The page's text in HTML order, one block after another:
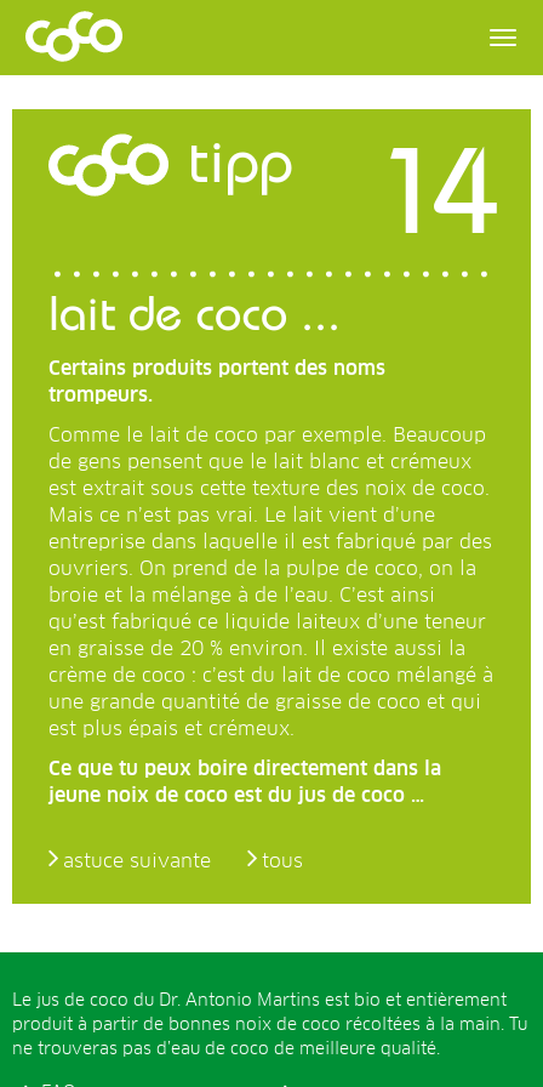
tipp 14
lait de coco ...
Certains produits portent des noms
trompeurs.
Comme le lait de coco par exemple. Beaucoup
de gens pensent que le lait blanc et crémeux
est extrait sous cette texture des noix de coco.
Mais ce n’est pas vrai. Le lait vient d’une
entreprise dans laquelle il est fabriqué par des
ouvriers. On prend de la pulpe de coco, on la
broie et la mélange à de l’eau. C’est ainsi
qu’est fabriqué ce liquide laiteux d’une teneur
en graisse de 20 % environ. Il existe aussi la
crème de coco : c’est du lait de coco mélangé à
une grande quantité de graisse de coco et qui
est plus épais et crémeux.
Ce que tu peux boire directement dans la
jeune noix de coco est du jus de coco …
astuce suivante tous
Le jus de coco du Dr. Antonio Martins est bio et entièrement
produit à partir de bonnes noix de coco récoltées à la main. Tu
ne trouveras pas d’eau de coco de meilleure qualité.